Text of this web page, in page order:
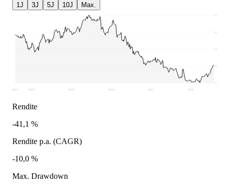
1J 3J 5J 10J Max.
17,06
28,22
39,38
50,54
61,7
2021 2022 2023 2024 2025 2026
Rendite
-41,1 %
Rendite p.a. (CAGR)
-10,0 %
Max. Drawdown